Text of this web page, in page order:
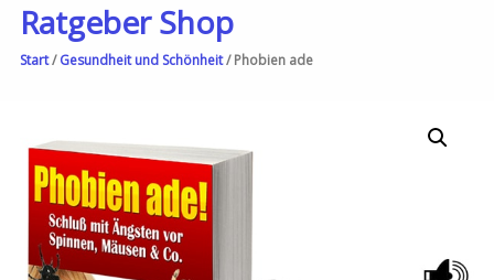
Ratgeber Shop
Start/Gesundheit und Schönheit/ Phobien ade